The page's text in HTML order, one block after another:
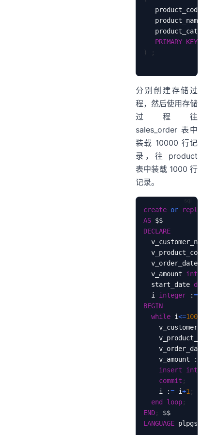
PRIMARY KEY
)
;
分别创建存储过
程，然后使用存储
过程往
sales_order 表中
装载 10000 行记
录，往 product
表中装载 1000 行
记录。
create or replace
AS
DECLARE
  v_product_code
  v_order_date
  v_amount
integer
  start_date
date
  i
integer :=
BEGIN
while i<=10000
v_product_code
		v_order_date :
		v_amount :
insert
into
commit ;
		i :
= i+1 ;
end
loop;
END;
LANGUAGE plpgsql